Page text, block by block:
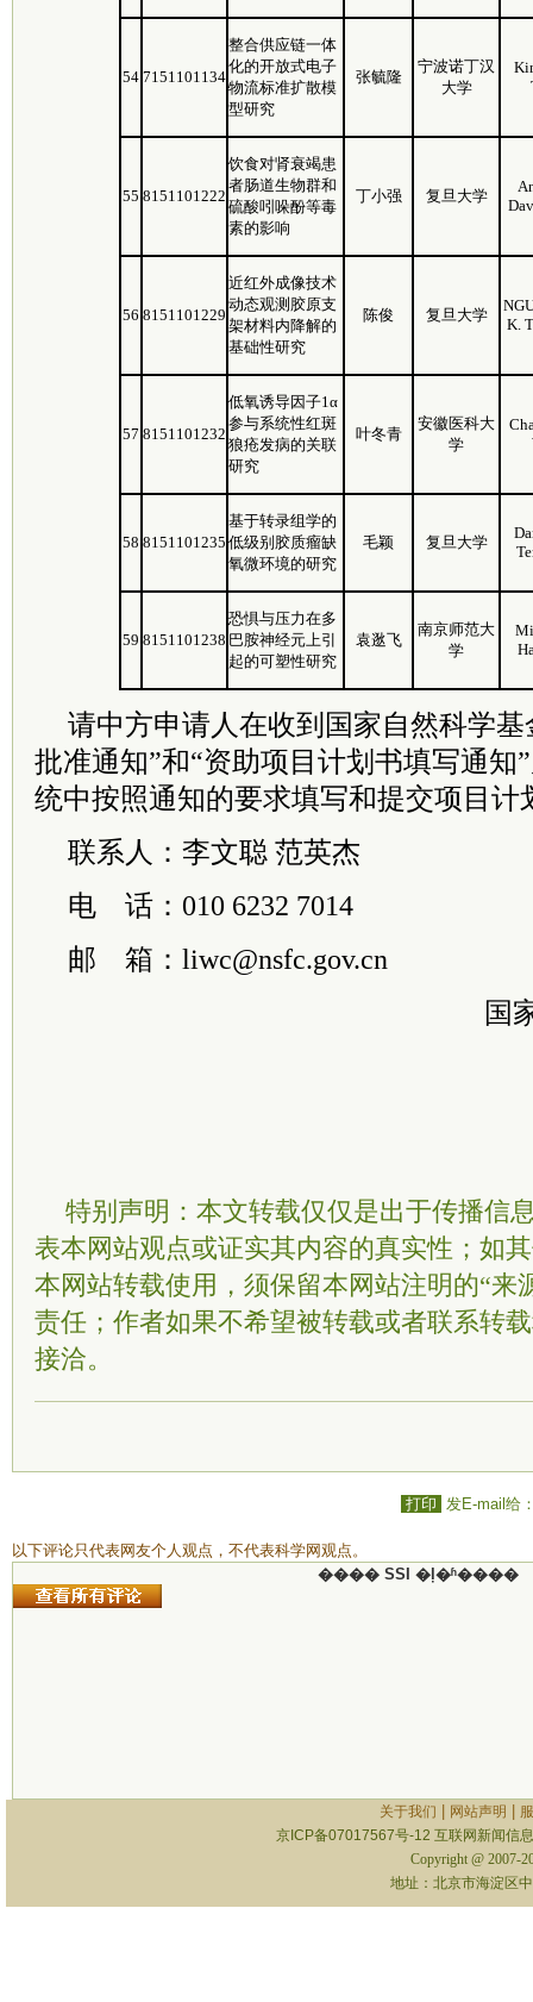
54 7151101134
整合供应链一体
化的开放式电子
物流标准扩散模
型研究
张毓隆
宁波诺丁汉
大学
55 8151101222
饮食对肾衰竭患
者肠道生物群和
硫酸吲哚酚等毒
素的影响
丁小强 复旦大学
56 8151101229
近红外成像技术
动态观测胶原支
架材料内降解的
基础性研究
陈俊 复旦大学
K.
57 8151101232
低氧诱导因子1α
参与系统性红斑
狼疮发病的关联
研究
叶冬青
安徽医科大
学
58 8151101235
基于转录组学的
低级别胶质瘤缺
氧微环境的研究
毛颖 复旦大学
59 8151101238
恐惧与压力在多
巴胺神经元上引
起的可塑性研究
袁逖飞
南京师范大
学
请中方申请人在收到国家自然科学
批准通知”和“资助项目计划书填写通知
统中按照通知的要求填写和提交项目计
联系人：李文聪 范英杰
电 话：010 6232 7014
邮 箱：liwc@nsfc.gov.cn
国
特别声明：本文转载仅仅是出于传播信
表本网站观点或证实其内容的真实性；如
本网站转载使用，须保留本网站注明的“来
责任；作者如果不希望被转载或者联系转
接洽。
打印 发E-mail给
以下评论只代表网友个人观点，不代表科学网观点。
���� SSI �ļ�ʱ����
关于我们 网站声明
京ICP备07017567号-12 互联网新闻信
Copyright @ 2007-
地址：北京市海淀区